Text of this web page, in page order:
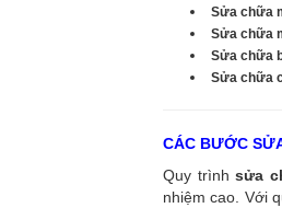
Sửa chữa
Sửa chữa
Sửa chữa
Sửa chữa
CÁC BƯỚC
Quy trình sửa
nhiệm cao. Với